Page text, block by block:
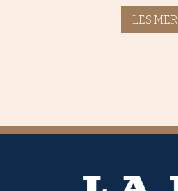
LES MER